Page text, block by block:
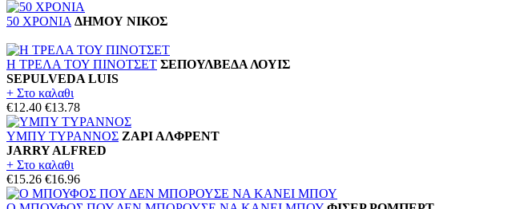
50 ΧΡΟΝΙΑ ΔΗΜΟΥ ΝΙΚΟΣ
Η ΤΡΕΛΑ ΤΟΥ ΠΙΝΟΤΣΕΤ ΣΕΠΟΥΛΒΕΔΑ ΛΟΥΙΣ
SEPULVEDA LUIS
+ Στο καλαθι
€12.40 €13.78
ΥΜΠΥ ΤΥΡΑΝΝΟΣ ΖΑΡΙ ΑΛΦΡΕΝΤ
JARRY ALFRED
+ Στο καλαθι
€15.26 €16.96